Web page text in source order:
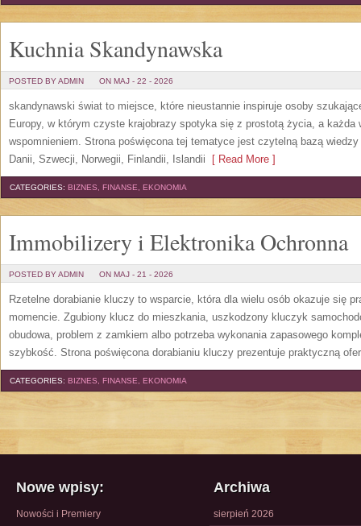
Kuchnia Skandynawska
POSTED BY ADMIN ON MAJ - 22 - 2026
skandynawski świat to miejsce, które nieustannie inspiruje osoby
Europy, w którym czyste krajobrazy spotyka się z prostotą życia, a
wspomnieniem. Strona poświęcona tej tematyce jest czytelną bazą
Danii, Szwecji, Norwegii, Finlandii, Islandii [ Read More ]
CATEGORIES: BIZNES, FINANSE, EKONOMIA
Immobilizery i Elektronika Ochronna
POSTED BY ADMIN ON MAJ - 21 - 2026
Rzetelne dorabianie kluczy to wsparcie, która dla wielu osób okazuje się
momencie. Zgubiony klucz do mieszkania, uszkodzony kluczyk
obudowa, problem z zamkiem albo potrzeba wykonania zapasowego
szybkość. Strona poświęcona dorabianiu kluczy prezentuje praktyczną
CATEGORIES: BIZNES, FINANSE, EKONOMIA
Nowe wpisy:
Nowości i Premiery
Archiwa
sierpień 2026